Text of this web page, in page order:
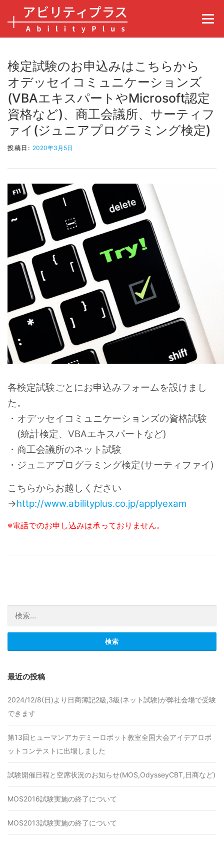
コンテンツへスキップ
メニ
検定試験のお申込みはこちらから
オデッセイコミュニケーションズ
(VBAエキスパートやMicrosoft認定
資格など)、商工会議所、サーティフ
ァイ(ジュニアプログラミング検定)
投稿日: 2020年3月5日
各検定試験ごとにお申込みフォームを設けまし
た。
・オデッセイコミュニケーションズの資格試験
(統計検定、VBAエキスパートなど)
・商工会議所のネット試験
・ジュニアプログラミング検定(サーティファイ)
こちらからお越しください
→http://www.abilityplus.co.jp/applyexam
※電話でのお申し込みは承っておりません。
検索:
最近の投稿
2024/12/8(日)より日商簿記2級,3級(ネット試験)が弊社会場で受験
できます
第13回ヒューマンアカデミーロボット教室全国大会アイデアロボ
ットコンテストに出場しました
試験開催日程と空席状況のお知らせ(MOS,OdysseyCBT,日商など)
MOS2016試験実施の終了について
MOS2013試験実施の終了について